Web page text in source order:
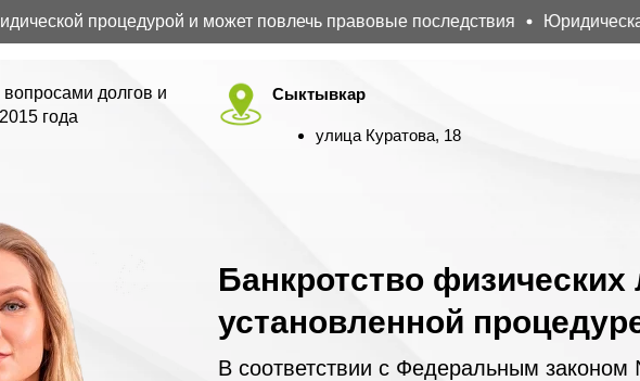
процедурой и может повлечь правовые последствия Юридическая
В соответствии с Федеральным
Банкротство физических
установленной
Сыктывкар
улица Куратова, 18
долгов и
года